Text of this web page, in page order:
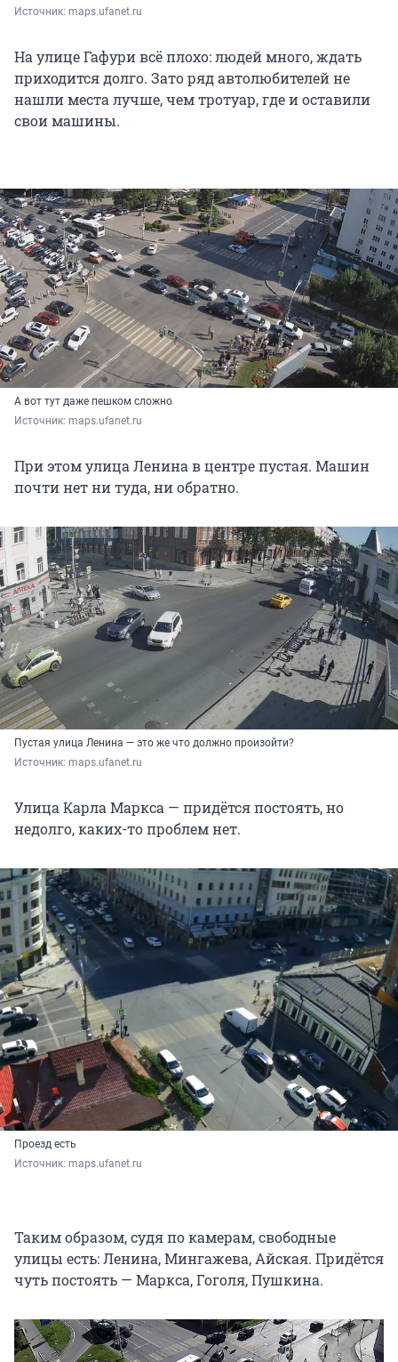
Источник: maps.ufanet.ru
На улице Гафури всё плохо: людей много, ждать
приходится долго. Зато ряд автолюбителей не
нашли места лучше, чем тротуар, где и оставили
свои машины.
А вот тут даже пешком сложно
Источник: maps.ufanet.ru
При этом улица Ленина в центре пустая. Машин
почти нет ни туда, ни обратно.
Пустая улица Ленина — это же что должно произойти?
Источник: maps.ufanet.ru
Улица Карла Маркса — придётся постоять, но
недолго, каких-то проблем нет.
Проезд есть
Источник: maps.ufanet.ru
Таким образом, судя по камерам, свободные
улицы есть: Ленина, Мингажева, Айская. Придётся
чуть постоять — Маркса, Гоголя, Пушкина.